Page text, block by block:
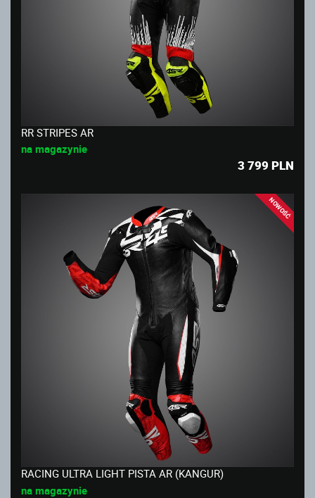
RR STRIPES AR
na magazynie
3 799 PLN
NOWOŚĆ
RACING ULTRA LIGHT PISTA AR (KANGUR)
na magazynie